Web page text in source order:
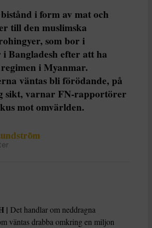
i form av mat och
till den muslimska
som bor i
Bangladesh efter att ha
i Myanmar.
väntas bli förödande, på
sikt, varnar FN-rapportörer
mot omvärlden.
| Det handlar om neddragna
väntas drabba omkring en miljon